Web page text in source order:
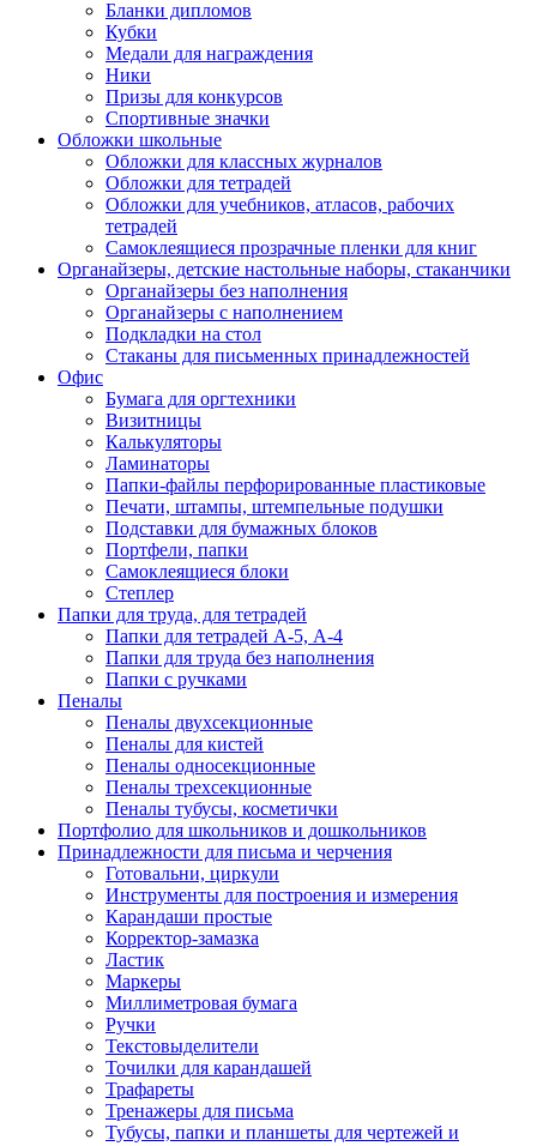
Бланки дипломов
Кубки
Медали для награждения
Ники
Призы для конкурсов
Спортивные значки
Обложки школьные
Обложки для классных журналов
Обложки для тетрадей
Обложки для учебников, атласов, рабочих
тетрадей
Самоклеящиеся прозрачные пленки для книг
Органайзеры, детские настольные наборы, стаканчики
Органайзеры без наполнения
Органайзеры с наполнением
Подкладки на стол
Стаканы для письменных принадлежностей
Офис
Бумага для оргтехники
Визитницы
Калькуляторы
Ламинаторы
Папки-файлы перфорированные пластиковые
Печати, штампы, штемпельные подушки
Подставки для бумажных блоков
Портфели, папки
Самоклеящиеся блоки
Степлер
Папки для труда, для тетрадей
Папки для тетрадей А-5, А-4
Папки для труда без наполнения
Папки с ручками
Пеналы
Пеналы двухсекционные
Пеналы для кистей
Пеналы односекционные
Пеналы трехсекционные
Пеналы тубусы, косметички
Портфолио для школьников и дошкольников
Принадлежности для письма и черчения
Готовальни, циркули
Инструменты для построения и измерения
Карандаши простые
Корректор-замазка
Ластик
Маркеры
Миллиметровая бумага
Ручки
Текстовыделители
Точилки для карандашей
Трафареты
Тренажеры для письма
Тубусы, папки и планшеты для чертежей и